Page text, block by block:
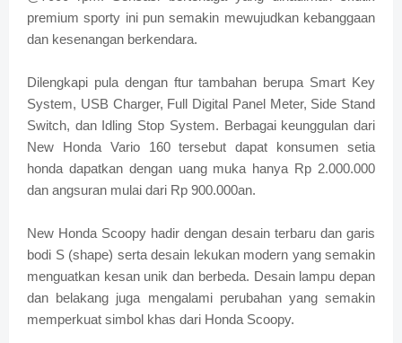
premium sporty ini pun semakin mewujudkan kebanggaan
dan kesenangan berkendara.
Dilengkapi pula dengan ftur tambahan berupa Smart Key
System, USB Charger, Full Digital Panel Meter, Side Stand
Switch, dan Idling Stop System. Berbagai keunggulan dari
New Honda Vario 160 tersebut dapat konsumen setia
honda dapatkan dengan uang muka hanya Rp 2.000.000
dan angsuran mulai dari Rp 900.000an.
New Honda Scoopy hadir dengan desain terbaru dan garis
bodi S (shape) serta desain lekukan modern yang semakin
menguatkan kesan unik dan berbeda. Desain lampu depan
dan belakang juga mengalami perubahan yang semakin
memperkuat simbol khas dari Honda Scoopy.